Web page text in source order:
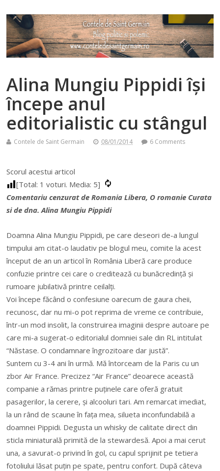
Alina Mungiu Pippidi își
începe anul
editorialistic cu stângul
Contele de Saint Germain 08/01/2014 6 Comments
Scorul acestui articol
[Total: 1 voturi. Media: 5]
Comentariu cenzurat de Romania Libera, O romanie Curata
si de dna. Alina Mungiu Pippidi
Doamna Alina Mungiu Pippidi, pe care deseori de-a lungul
timpului am citat-o laudativ pe blogul meu, comite la acest
început de an un articol în România Liberă care produce
confuzie printre cei care o creditează cu bunăcredință și
rumoare jubilativă printre ceilalți.
Voi începe făcând o confesiune oarecum de gaura cheii,
recunosc, dar nu mi-o pot reprima de vreme ce contribuie,
într-un mod insolit, la construirea imaginii despre autoare pe
care mi-a sugerat-o editorialul domniei sale din RL intitulat
“Năstase. O condamnare îngrozitoare dar justă”.
Suntem cu 3-4 ani în urmă. Mă întorceam de la Paris cu un
zbor Air France. Precizez “Air France” deoarece această
companie a rămas printre puținele care oferă gratuit
pasagerilor, la cerere, și alcooluri tari. Am remarcat imediat,
la un rând de scaune în fața mea, silueta inconfundabilă a
doamnei Pippidi. Degusta un whisky de calitate direct din
sticla miniaturală primită de la stewardesă. Apoi a mai cerut
una, a savurat-o privind în gol, cu capul sprijinit pe tetiera
fotoliului lăsat puțin pe spate, pentru confort. După câteva